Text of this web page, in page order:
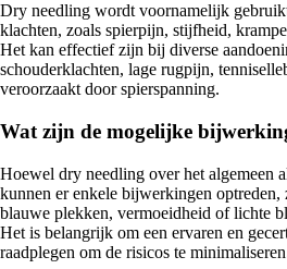
Dry needling wordt voornamelijk
klachten, zoals spierpijn, stijfheid,
Het kan effectief zijn bij diverse
schouderklachten, lage rugpijn,
veroorzaakt door spierspanning.
Wat zijn de mogelijke
Hoewel dry needling over het algemeen
kunnen er enkele bijwerkingen
blauwe plekken, vermoeidheid of lichte
Het is belangrijk om een ervaren en
raadplegen om de risicos te